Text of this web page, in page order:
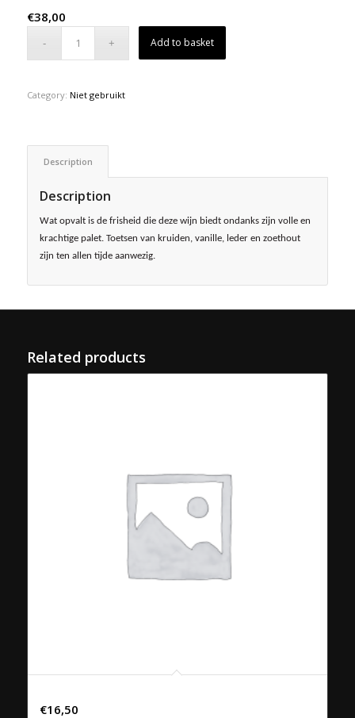
€38,00
Add to basket
Category: Niet gebruikt
Description
Description
Wat opvalt is de frisheid die deze wijn biedt ondanks zijn volle en
krachtige palet. Toetsen van kruiden, vanille, leder en zoethout
zijn ten allen tijde aanwezig.
Related products
€16,50